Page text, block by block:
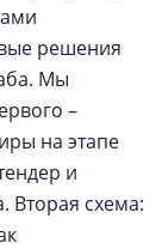
решения
Мы
–
на этапе
и
Вторая схема: